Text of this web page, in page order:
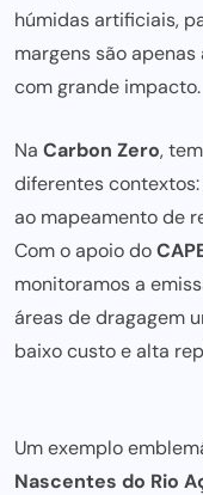
húmidas artificiais,
margens são
com grande impacto.
Na Carbon Zero,
diferentes
ao mapeamento de
Com o apoio do
monitoramos a
áreas de dragagem
baixo custo e alta
Um exemplo
Nascentes do Rio